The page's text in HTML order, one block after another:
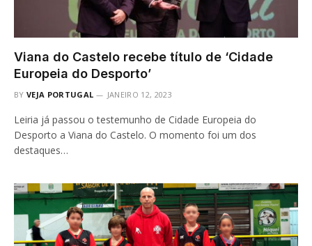
Viana do Castelo recebe título de ‘Cidade
Europeia do Desporto’
BY VEJA PORTUGAL JANEIRO 12, 2023
Leiria já passou o testemunho de Cidade Europeia do
Desporto a Viana do Castelo. O momento foi um dos
destaques…